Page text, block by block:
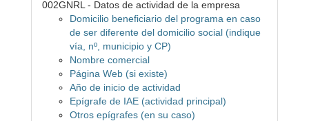
002GNRL - Datos de actividad de la empresa
Domicilio beneficiario del programa en caso
de ser diferente del domicilio social (indique
vía, nº, municipio y CP)
Nombre comercial
Página Web (si existe)
Año de inicio de actividad
Epígrafe de IAE (actividad principal)
Otros epígrafes (en su caso)